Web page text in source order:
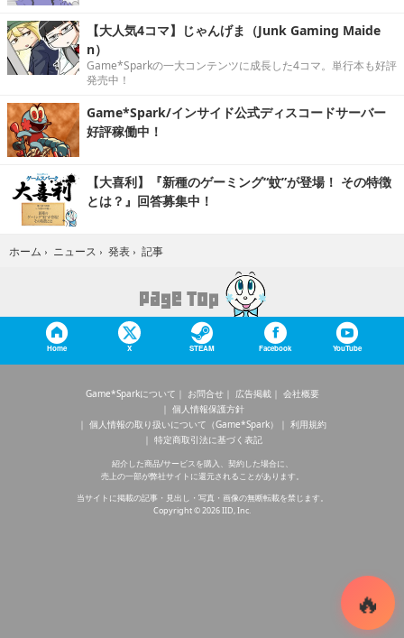
【大人気4コマ】じゃんげま（Junk Gaming Maide
n）
Game*Sparkの一大コンテンツに成長した4コマ。単行本も好評
発売中！
Game*Spark/インサイド公式ディスコードサーバー
好評稼働中！
【大喜利】『新種のゲーミング“蚊”が登場！ その特徴
とは？』回答募集中！
ホーム › ニュース › 発表 › 記事
Home X STEAM Facebook YouTube
Game*Sparkについて お問合せ 広告掲載
会社概要
個人情報保護方針
個人情報の取り扱いについて（Game*Spark）
利用規約
特定商取引法に基づく表記
紹介した商品/サービスを購入、契約した場合に、
売上の一部が弊社サイトに還元されることがあります。
当サイトに掲載の記事・見出し・写真・画像の無断転載を禁じます。
Copyright © 2026 IID, Inc.